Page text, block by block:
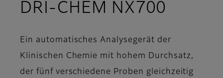
DRI-CHEM NX700
Ein automatisches Analysegerät der
Klinischen Chemie mit hohem Durchsatz,
der fünf verschiedene Proben gleichzeitig